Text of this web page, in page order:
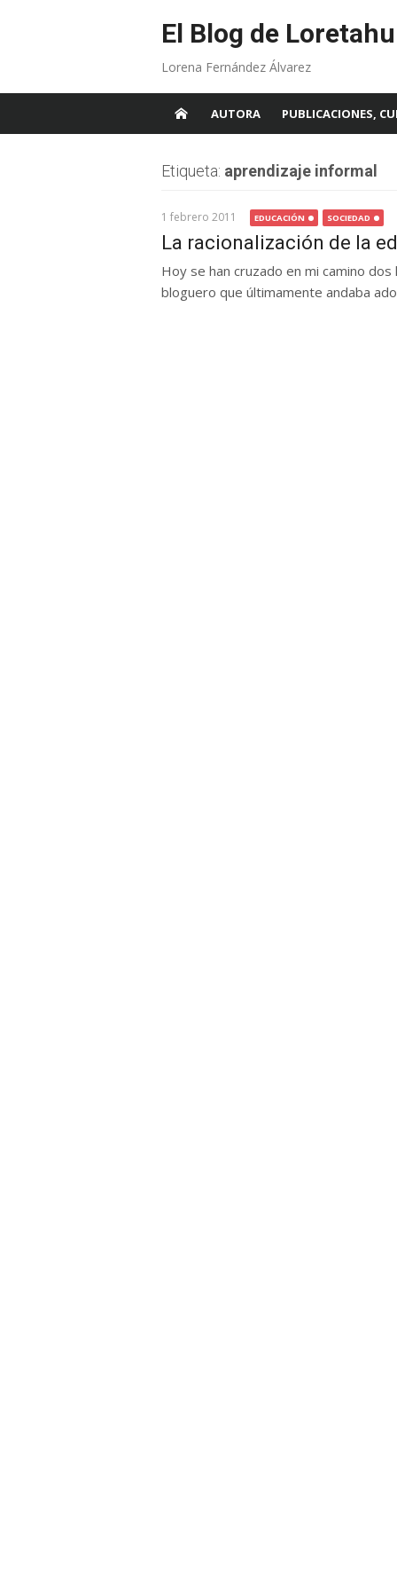
El Blog de
Lorena Fernández Álvarez
AUTORA PUBLICACIONES,
Etiqueta: aprendizaje informal
1 febrero 2011 EDUCACIÓN SOCIEDAD
La racionalización de la
Hoy se han cruzado en mi camino
bloguero que últimamente andaba